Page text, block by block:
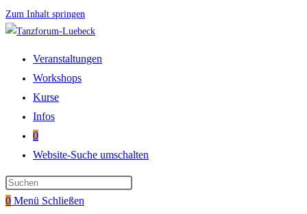
Zum Inhalt springen
Veranstaltungen
Workshops
Kurse
Infos
0
Website-Suche umschalten
0 Menü Schließen